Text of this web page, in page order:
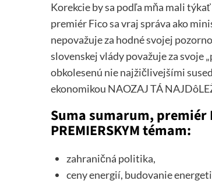
Korekcie by sa podľa mňa mali
premiér Fico sa vraj správa ako
nepovažuje za hodné svojej
slovenskej vlády považuje za svoje
obkolesenú nie najžičlivejšími
ekonomikou NAOZAJ TÁ
Suma sumarum,
PREMIERSKYM témam:
zahraničná politika,
ceny energií, budovanie